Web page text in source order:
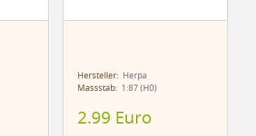
Hersteller:Herpa
Massstab:1:87 (H0)
2.99 Euro